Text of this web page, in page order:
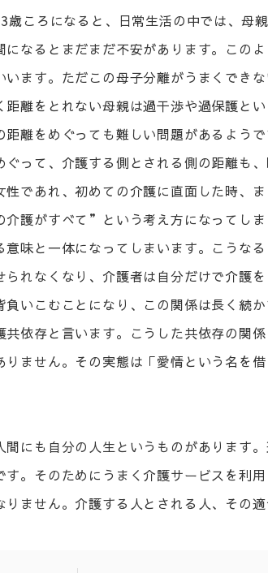
歳ころになると、日常生活の中では、母
になるとまだまだ不安があります。この
います。ただこの母子分離がうまくでき
距離をとれない母親は過干渉や過保護と
距離をめぐっても難しい問題があるようで
って、介護する側とされる側の距離も
性であれ、初めての介護に直面した時、
護がすべて”という考え方になってし
意味と一体になってしまいます。こうな
られなくなり、介護者は自分だけで介護
負いこむことになり、この関係は長く続
共依存と言います。こうした共依存の関
りません。その実態は「愛情という名を
間にも自分の人生というものがあります
す。そのためにうまく介護サービスを利
りません。介護する人とされる人、その